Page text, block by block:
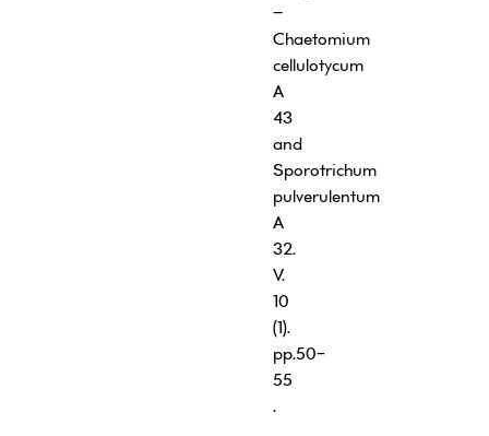
–
Chaetomium
cellulotycum
A
43
and
Sporotrichum
pulverulentum
A
32.
V.
10
(1).
pp.50-
55
.